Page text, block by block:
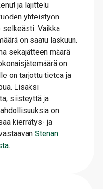
ja lajittelu
yhteistyön
selkeästi. Vaikka
on saatu laskuun.
sekajätteen määrä
on
on tarjottu tietoa ja
Lisäksi
siisteyttä ja
on
kierrätys- ja
Stenan
.